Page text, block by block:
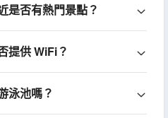
是否有熱門景點？
提供 WiFi？
泳池嗎？